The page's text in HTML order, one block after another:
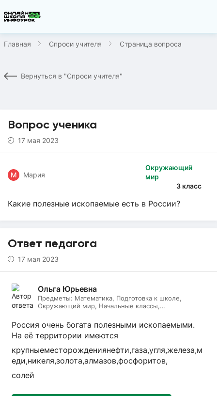
Главная Спроси учителя Страница вопроса
Вернуться в "Спроси учителя"
Вопрос ученика
17 мая 2023
Окружающий
мир
3 класс
М Мария
Какие полезные ископаемые есть в России?
Ответ педагога
17 мая 2023
Ольга Юрьевна
Предметы: Математика, Подготовка к школе,
Окружающий мир, Начальные классы,
Россия очень богата полезными ископаемыми.
На её территории имеются
крупныеместорождениянефти,газа,угля,железа,м
еди,никеля,золота,алмазов,фосфоритов,
солей